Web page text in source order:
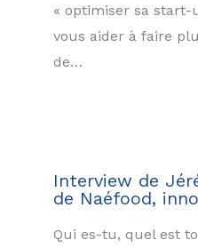
« optimiser sa start-
vous aider à faire
de…
Interview de
de Naéfood,
Qui es-tu, quel est